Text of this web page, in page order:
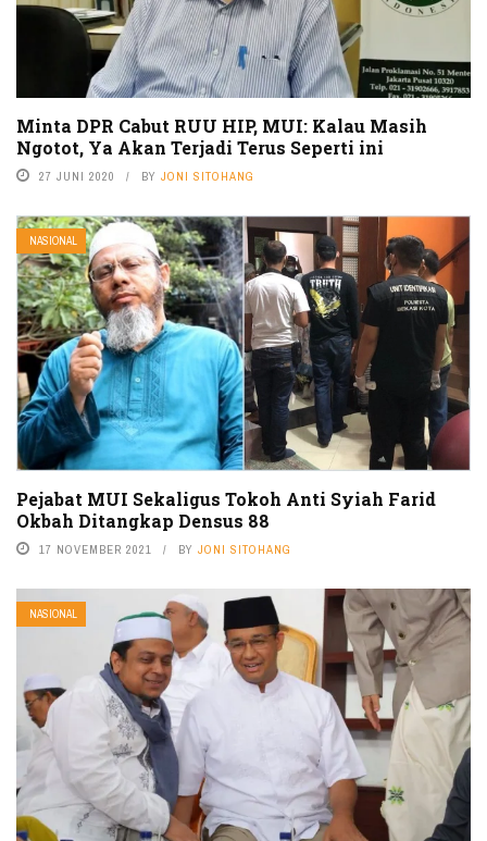
Minta DPR Cabut RUU HIP, MUI: Kalau Masih
Ngotot, Ya Akan Terjadi Terus Seperti ini
27 JUNI 2020 BY JONI SITOHANG
NASIONAL
Pejabat MUI Sekaligus Tokoh Anti Syiah Farid
Okbah Ditangkap Densus 88
17 NOVEMBER 2021 BY JONI SITOHANG
NASIONAL